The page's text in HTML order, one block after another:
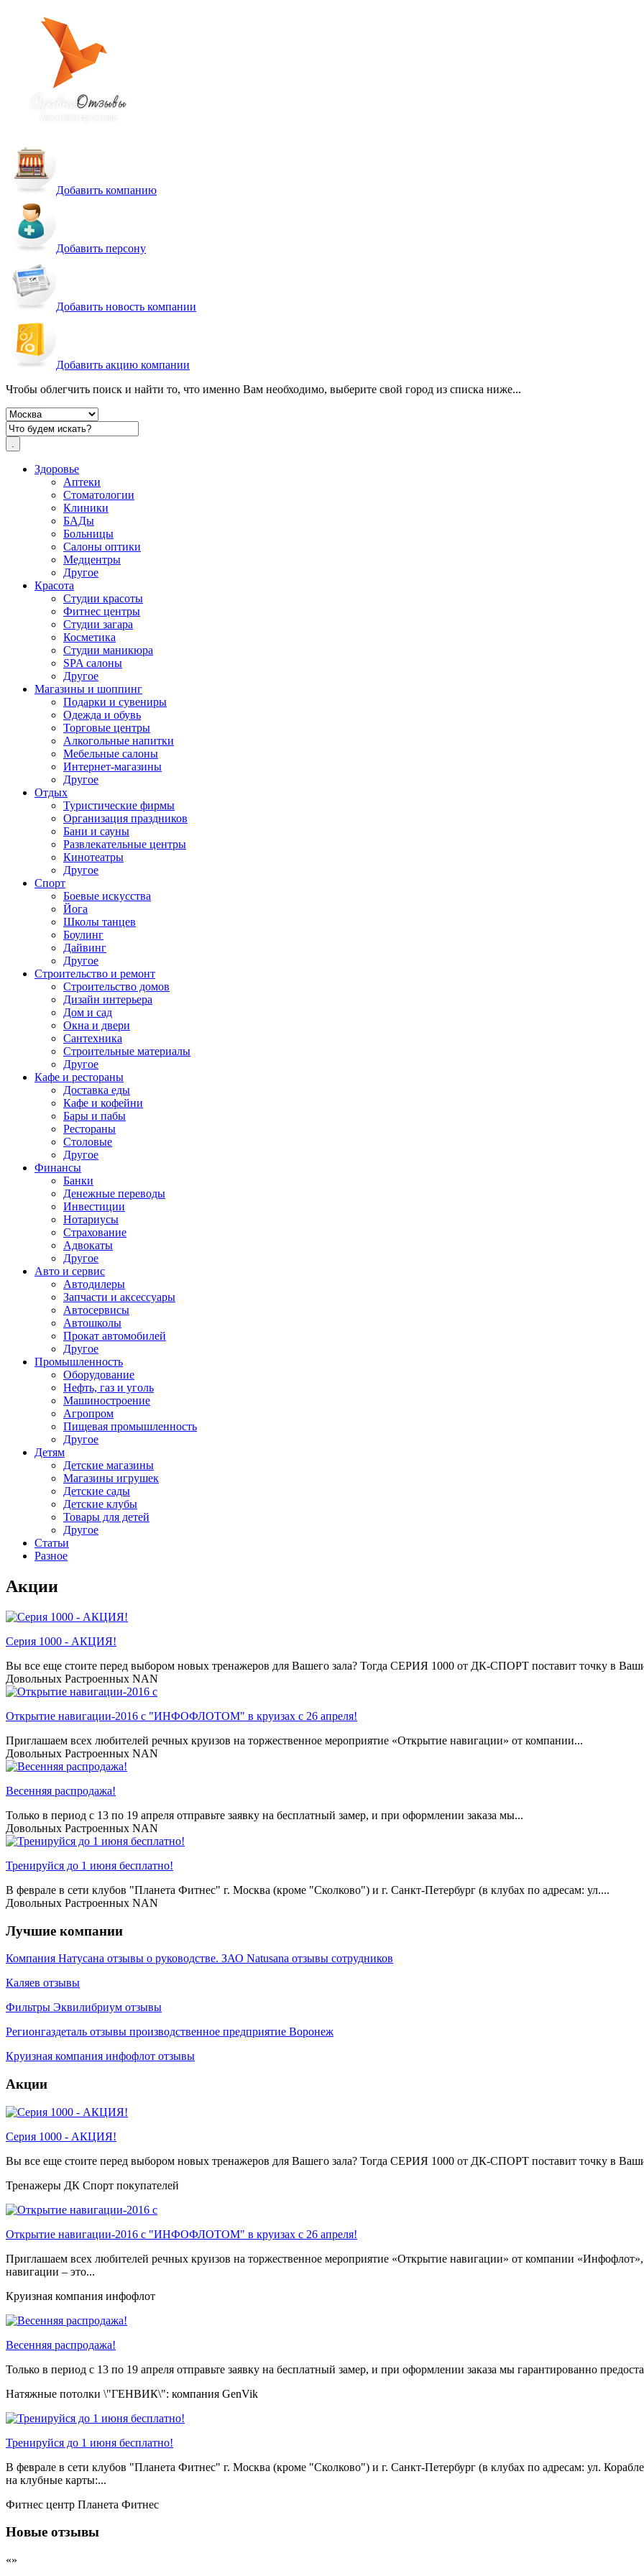
Добавить компанию
Добавить персону
Добавить новость компании
Добавить акцию компании
Чтобы облегчить поиск и найти то, что именно Вам необходимо, выберите свой город из списка ниже...
Здоровье
Аптеки
Стоматологии
Клиники
БАДы
Больницы
Салоны оптики
Медцентры
Другое
Красота
Студии красоты
Фитнес центры
Студии загара
Косметика
Студии маникюра
SPA салоны
Другое
Магазины и шоппинг
Подарки и сувениры
Одежда и обувь
Торговые центры
Алкогольные напитки
Мебельные салоны
Интернет-магазины
Другое
Отдых
Туристические фирмы
Организация праздников
Бани и сауны
Развлекательные центры
Кинотеатры
Другое
Спорт
Боевые искусства
Йога
Школы танцев
Боулинг
Дайвинг
Другое
Строительство и ремонт
Строительство домов
Дизайн интерьера
Дом и сад
Окна и двери
Сантехника
Строительные материалы
Другое
Кафе и рестораны
Доставка еды
Кафе и кофейни
Бары и пабы
Рестораны
Столовые
Другое
Финансы
Банки
Денежные переводы
Инвестиции
Нотариусы
Страхование
Адвокаты
Другое
Авто и сервис
Автодилеры
Запчасти и аксессуары
Автосервисы
Автошколы
Прокат автомобилей
Другое
Промышленность
Оборудование
Нефть, газ и уголь
Машиностроение
Агропром
Пищевая промышленность
Другое
Детям
Детские магазины
Магазины игрушек
Детские сады
Детские клубы
Товары для детей
Другое
Статьи
Разное
Акции
Серия 1000 - АКЦИЯ!
Вы все еще стоите перед выбором новых тренажеров для Вашего зала? Тогда СЕРИЯ 1000 от ДК-СПОРТ поставит точку в
Довольных Растроенных NAN
Открытие навигации-2016 с "ИНФОФЛОТОМ" в круизах с 26 апреля!
Приглашаем всех любителей речных круизов на торжественное мероприятие «Открытие навигации» от компании...
Довольных Растроенных NAN
Весенняя распродажа!
Только в период c 13 по 19 апреля отправьте заявку на бесплатный замер, и при оформлении заказа мы...
Довольных Растроенных NAN
Тренируйся до 1 июня бесплатно!
В феврале в сети клубов "Планета Фитнес" г. Москва (кроме "Сколково") и г. Санкт-Петербург (в клубах по адресам: ул....
Довольных Растроенных NAN
Лучшие компании
Компания Натусана отзывы о руководстве. ЗАО Natusana отзывы сотрудников
Каляев отзывы
Фильтры Эквилибриум отзывы
Регионгаздеталь отзывы производственное предприятие Воронеж
Круизная компания инфофлот отзывы
Акции
Серия 1000 - АКЦИЯ!
Вы все еще стоите перед выбором новых тренажеров для Вашего зала? Тогда СЕРИЯ 1000 от ДК-СПОРТ поставит точку в
Тренажеры ДК Спорт покупателей
Открытие навигации-2016 с "ИНФОФЛОТОМ" в круизах с 26 апреля!
Приглашаем всех любителей речных круизов на торжественное мероприятие «Открытие навигации» от компании
навигации – это...
Круизная компания инфофлот
Весенняя распродажа!
Только в период c 13 по 19 апреля отправьте заявку на бесплатный замер, и при оформлении заказа мы гарантированно
Натяжные потолки \"ГЕНВИК\": компания GenVik
Тренируйся до 1 июня бесплатно!
В феврале в сети клубов "Планета Фитнес" г. Москва (кроме "Сколково") и г. Санкт-Петербург (в клубах по адресам: ул.
на клубные карты:...
Фитнес центр Планета Фитнес
Новые отзывы
«»